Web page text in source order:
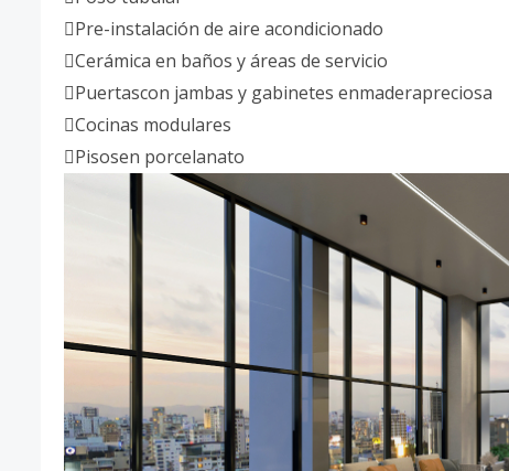
Pre-instalación de aire acondicionado
Cerámica en baños y áreas de servicio
Puertascon jambas y gabinetes enmaderapreciosa
Cocinas modulares
Pisosen porcelanato